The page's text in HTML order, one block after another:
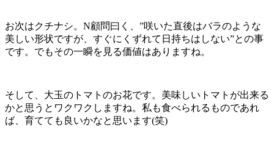
お次はクチナシ。N顧問曰く、”咲いた直後はバラのような
美しい形状ですが、すぐにくずれて日持ちはしない”との事
です。でもその一瞬を見る価値はありますね。
そして、大玉のトマトのお花です。美味しいトマトが出来る
かと思うとワクワクしますね。私も食べられるものであれ
ば、育てても良いかなと思います(笑)